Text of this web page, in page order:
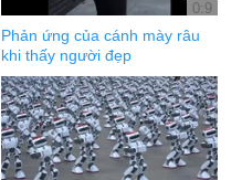
0:9
Phản ứng của cánh mày râu
khi thấy người đẹp